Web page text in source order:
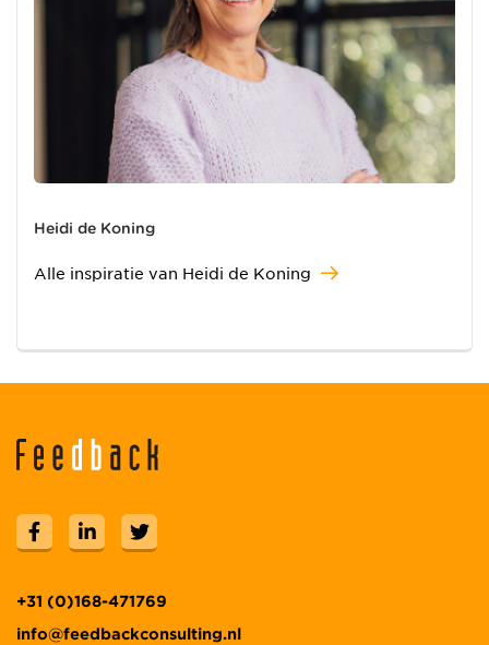
Heidi de Koning
Alle inspiratie van Heidi de Koning
+31 (0)168-471769
info@feedbackconsulting.nl